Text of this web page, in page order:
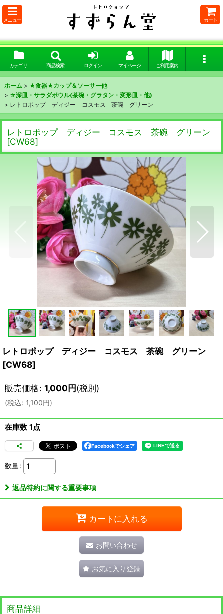
メニュー カート
カテゴリ 商品検索 ログイン マイページ ご利用案内
ホーム > ★食器★カップ＆ソーサー他
> ☆深皿・サラダボウル(茶碗・グラタン・変形皿・他)
> レトロポップ ディジー コスモス 茶碗 グリーン
レトロポップ ディジー コスモス 茶碗 グリーン
[CW68]
レトロポップ ディジー コスモス 茶碗 グリーン
[CW68]
販売価格: 1,000円(税別)
(税込: 1,100円)
在庫数 1点
Facebookでシェア
数量:
返品特約に関する重要事項
カートに入れる
お問い合わせ
お気に入り登録
商品詳細